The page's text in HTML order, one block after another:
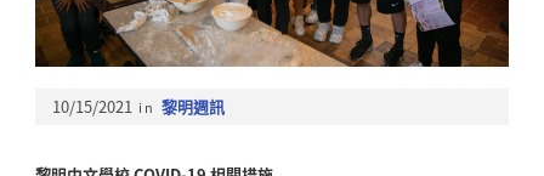
10/15/2021 in 黎明週訊